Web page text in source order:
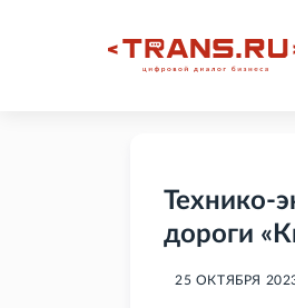
Технико-
дороги
25 ОКТЯБРЯ